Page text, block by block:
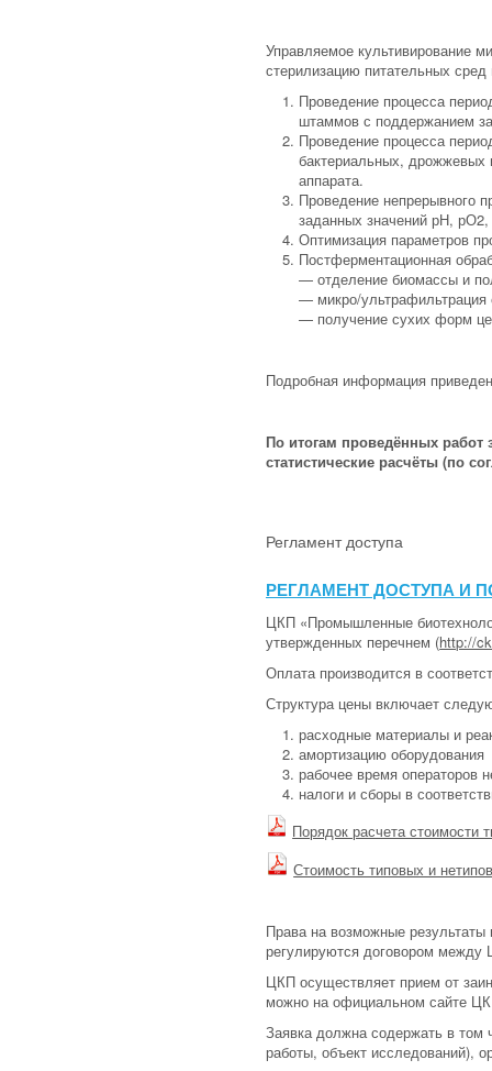
Управляемое культивирование
стерилизацию питательных сред
Проведение процесса
штаммов с поддержанием
Проведение процесса
бактериальных,
аппарата.
Проведение непрерывного
заданных значений рН,
Оптимизация параметров
Постферментационная
— отделение биомассы и
— микро/ультрафильтрация
— получение сухих форм
Подробная информация
По итогам проведённых
статистические расчёты (по
Регламент доступа
РЕГЛАМЕНТ ДОСТУПА И
ЦКП «Промышленные
утвержденных перечнем (http://
Оплата производится в
Структура цены включает
расходные материалы и
амортизацию оборудования
рабочее время операторов
налоги и сборы в
Порядок расчета
Стоимость типовых и
Права на возможные
регулируются договором между
ЦКП осуществляет прием от
можно на официальном сайте
Заявка должна содержать в
работы, объект исследований),